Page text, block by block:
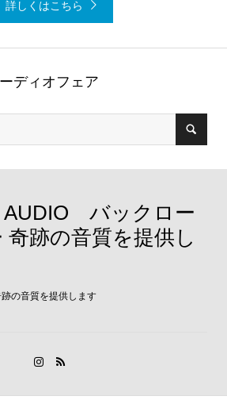
奇跡の音質を提供し
バックロードホーン ー 奇跡の音質を提